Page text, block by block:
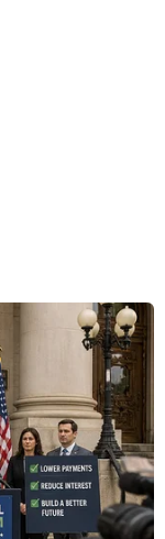
điện tử
Hàn Quốc